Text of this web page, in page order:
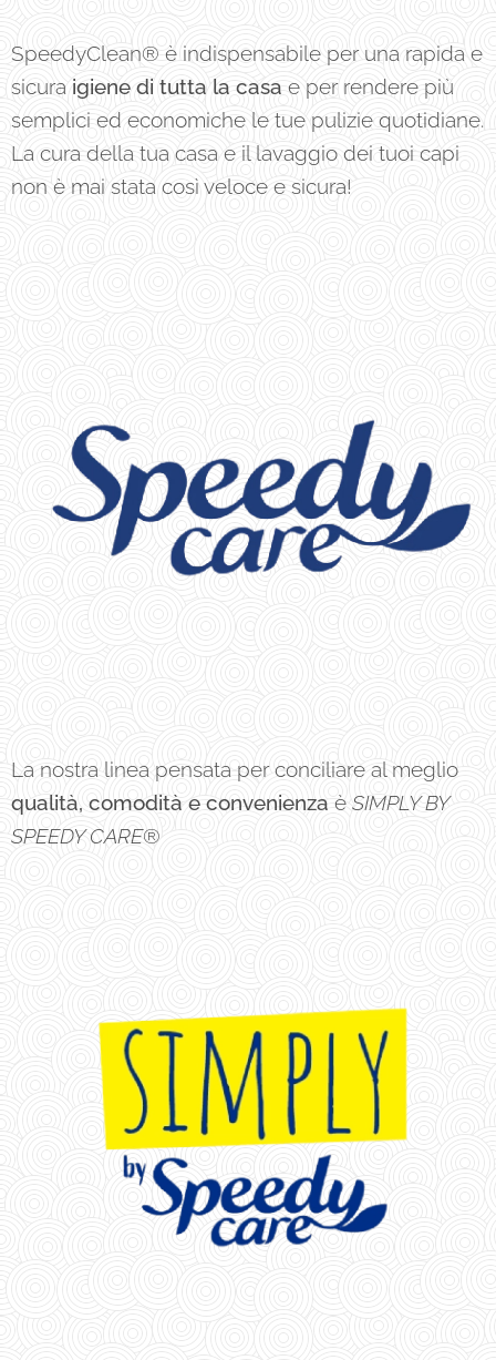
SpeedyClean® è indispensabile per una rapida e
sicura igiene di tutta la casa e per rendere più
semplici ed economiche le tue pulizie quotidiane.
La cura della tua casa e il lavaggio dei tuoi capi
non è mai stata così veloce e sicura!
La nostra linea pensata per conciliare al meglio
qualità, comodità e convenienza è SIMPLY BY
SPEEDY CARE®